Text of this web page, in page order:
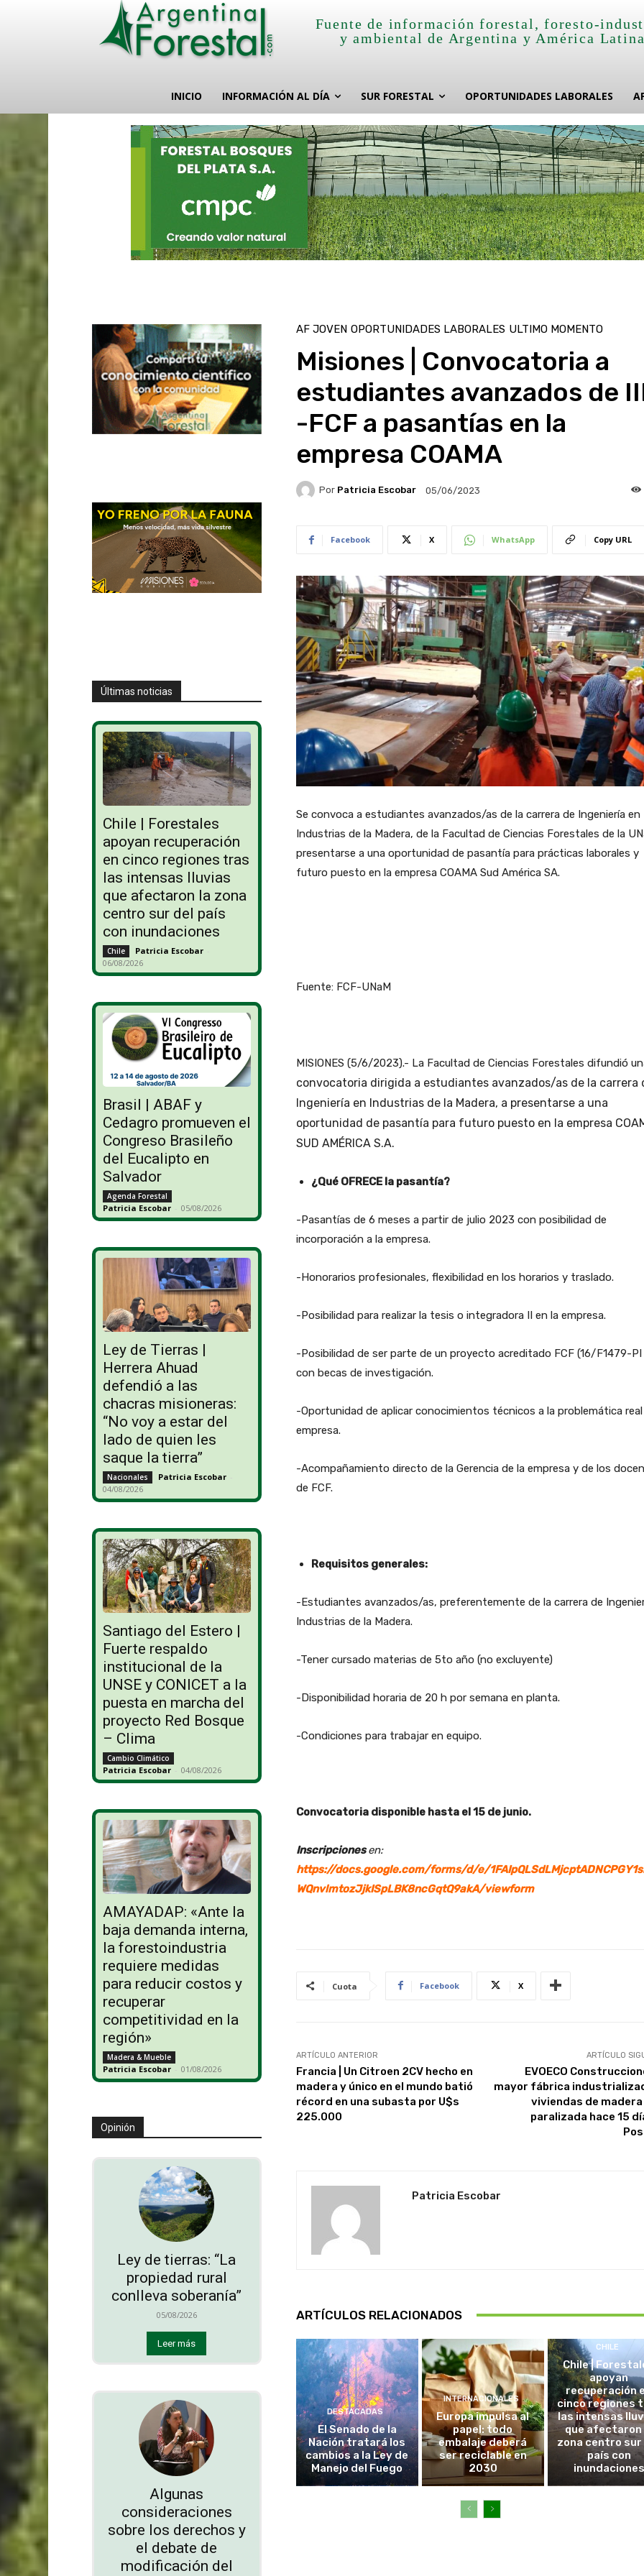
Fuente de información forestal, foresto-
y ambiental de Argentina y América
INICIO INFORMACIÓN AL DÍA SUR FORESTAL OPORTUNIDADES LABORALES
Últimas noticias
Chile | Forestales
apoyan recuperación
en cinco regiones tras
las intensas lluvias
que afectaron la zona
centro sur del país
con inundaciones
Chile Patricia Escobar -
06/08/2026
Brasil | ABAF y
Cedagro promueven el
Congreso Brasileño
del Eucalipto en
Salvador
Agenda Forestal
Patricia Escobar - 05/08/2026
Ley de Tierras |
Herrera Ahuad
defendió a las
chacras misioneras:
“No voy a estar del
lado de quien les
saque la tierra”
Nacionales Patricia Escobar -
04/08/2026
Santiago del Estero |
Fuerte respaldo
institucional de la
UNSE y CONICET a la
puesta en marcha del
proyecto Red Bosque
– Clima
Cambio Climático
Patricia Escobar - 04/08/2026
AMAYADAP: «Ante la
baja demanda interna,
la forestoindustria
requiere medidas
para reducir costos y
recuperar
competitividad en la
región»
Madera & Mueble
Patricia Escobar - 01/08/2026
Opinión
Ley de tierras: “La
propiedad rural
conlleva soberanía”
05/08/2026
Leer más
Algunas
consideraciones
sobre los derechos y
el debate de
modificación del
AF JOVEN OPORTUNIDADES LABORALES ULTIMO MOMENTO
Misiones | Convocatoria a
estudiantes avanzados de
-FCF a pasantías en la
empresa COAMA
Por Patricia Escobar 05/06/2023
Facebook X WhatsApp Copy URL
Se convoca a estudiantes avanzados/as de la carrera de Ingeniería en
Industrias de la Madera, de la Facultad de Ciencias Forestales de la
presentarse a una oportunidad de pasantía para prácticas laborales y
futuro puesto en la empresa COAMA Sud América SA.
Fuente: FCF-UNaM
MISIONES (5/6/2023).- La Facultad de Ciencias Forestales difundió
convocatoria dirigida a estudiantes avanzados/as de la carrera
Ingeniería en Industrias de la Madera, a presentarse a una
oportunidad de pasantía para futuro puesto en la empresa
SUD AMÉRICA S.A.
¿Qué OFRECE la pasantía?
-Pasantías de 6 meses a partir de julio 2023 con posibilidad de
incorporación a la empresa.
-Honorarios profesionales, flexibilidad en los horarios y traslado.
-Posibilidad para realizar la tesis o integradora II en la empresa.
-Posibilidad de ser parte de un proyecto acreditado FCF (16/F1479-PI
con becas de investigación.
-Oportunidad de aplicar conocimientos técnicos a la problemática real
empresa.
-Acompañamiento directo de la Gerencia de la empresa y de los
de FCF.
Requisitos generales:
-Estudiantes avanzados/as, preferentemente de la carrera de
Industrias de la Madera.
-Tener cursado materias de 5to año (no excluyente)
-Disponibilidad horaria de 20 h por semana en planta.
-Condiciones para trabajar en equipo.
Convocatoria disponible hasta el 15 de junio.
Inscripcionesen:
https://docs.google.com/forms/d/e/
WQnvlmtozJjkISpLBK8ncGqtQ9akA/viewform
Cuota Facebook X
ARTÍCULO ANTERIOR
Francia | Un Citroen 2CV hecho en
madera y único en el mundo batió
récord en una subasta por U$s
225.000
ARTÍCULO
EVOECO
mayor fábrica
viviendas de
paralizada hace 15
Patricia Escobar
ARTÍCULOS RELACIONADOS
DESTACADAS
El Senado de la
Nación tratará los
cambios a la Ley de
Manejo del Fuego
INTERNACIONALES
Europa impulsa al
papel: todo
embalaje deberá
ser reciclable en
2030
CHILE
Chile |
apoyan
recuperación
cinco regiones
las intensas
que afectaron
zona centro sur
país con
inundaciones